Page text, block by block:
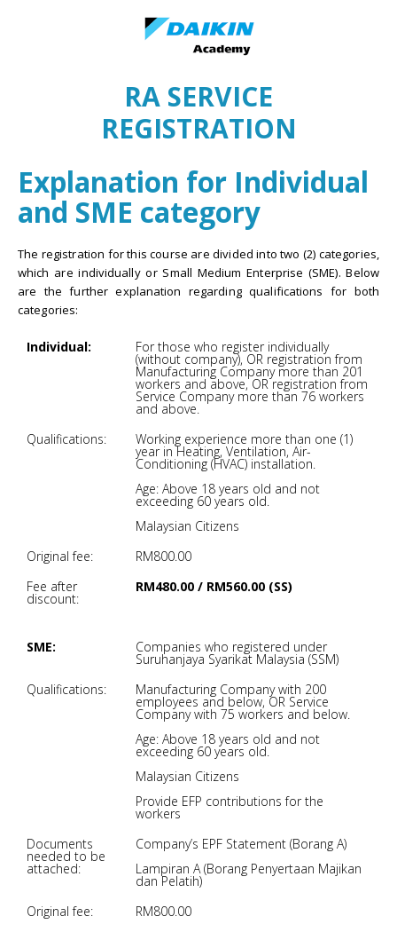
RA SERVICE
REGISTRATION
Explanation for Individual
and SME category
The registration for this course are divided into two (2) categories,
which are individually or Small Medium Enterprise (SME). Below
are the further explanation regarding qualifications for both
categories:
Individual: For those who register individually
(without company), OR registration from
Manufacturing Company more than 201
workers and above, OR registration from
Service Company more than 76 workers
and above.
Qualifications:
Working experience more than one (1)
year in Heating, Ventilation, Air-
Conditioning (HVAC) installation.
Age: Above 18 years old and not
exceeding 60 years old.
Malaysian Citizens
Original fee:
RM800.00
Fee after
discount:
RM480.00 / RM560.00 (SS)
SME: Companies who registered under
Suruhanjaya Syarikat Malaysia (SSM)
Qualifications:
Manufacturing Company with 200
employees and below, OR Service
Company with 75 workers and below.
Age: Above 18 years old and not
exceeding 60 years old.
Malaysian Citizens
Provide EFP contributions for the
workers
Documents
needed to be
attached:
Company’s EPF Statement (Borang A)
Lampiran A (Borang Penyertaan Majikan
dan Pelatih)
Original fee:
RM800.00